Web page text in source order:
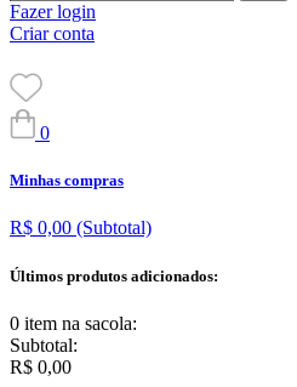
Fazer login
Criar conta
0
Minhas compras
R$ 0,00 (Subtotal)
Últimos produtos adicionados:
0 item na sacola:
Subtotal:
R$ 0,00